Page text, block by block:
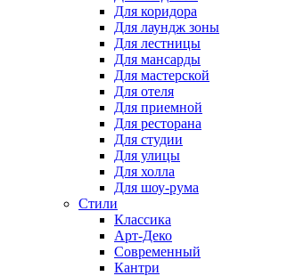
Для коридора
Для лаундж зоны
Для лестницы
Для мансарды
Для мастерской
Для отеля
Для приемной
Для ресторана
Для студии
Для улицы
Для холла
Для шоу-рума
Стили
Классика
Арт-Деко
Современный
Кантри